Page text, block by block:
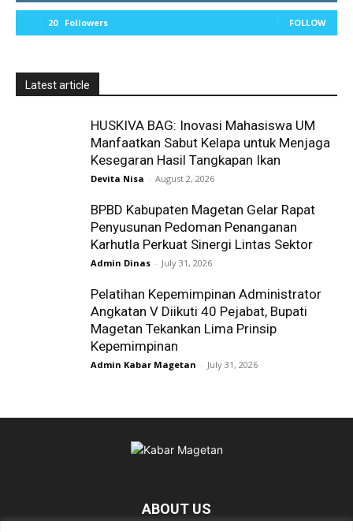
20 Followers FOLLOW
Latest article
HUSKIVA BAG: Inovasi Mahasiswa UM
Manfaatkan Sabut Kelapa untuk Menjaga
Kesegaran Hasil Tangkapan Ikan
Devita Nisa - August 2, 2026
BPBD Kabupaten Magetan Gelar Rapat
Penyusunan Pedoman Penanganan
Karhutla Perkuat Sinergi Lintas Sektor
Admin Dinas - July 31, 2026
Pelatihan Kepemimpinan Administrator
Angkatan V Diikuti 40 Pejabat, Bupati
Magetan Tekankan Lima Prinsip
Kepemimpinan
Admin Kabar Magetan - July 31, 2026
ABOUT US